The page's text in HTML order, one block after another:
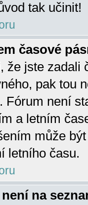
tak učinit!
časové
že jste zadali
pak tou
Fórum není
a letním
může
letního času.
na